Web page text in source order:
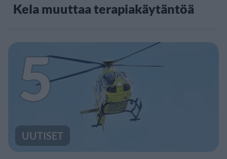
Kela muuttaa terapiakäytäntöä
5
UUTISET